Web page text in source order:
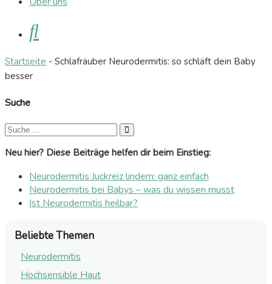
Suche
Startseite - Schlafräuber Neurodermitis: so schläft dein Baby
besser
Suche
Neu hier? Diese Beiträge helfen dir beim Einstieg:
Neurodermitis Juckreiz lindern: ganz einfach
Neurodermitis bei Babys – was du wissen musst
Ist Neurodermitis heilbar?
Beliebte Themen
Neurodermitis
Hochsensible Haut